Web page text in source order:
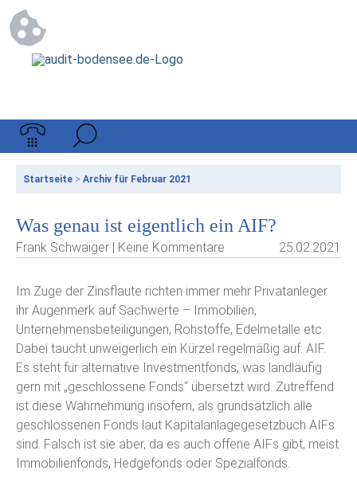
Startseite > Archiv für Februar 2021
Was genau ist eigentlich ein AIF?
Frank Schwaiger | Keine Kommentare 25.02.2021
Im Zuge der Zinsflaute richten immer mehr Privatanleger
ihr Augenmerk auf Sachwerte – Immobilien,
Unternehmensbeteiligungen, Rohstoffe, Edelmetalle etc.
Dabei taucht unweigerlich ein Kürzel regelmäßig auf: AIF.
Es steht für alternative Investmentfonds, was landläufig
gern mit „geschlossene Fonds“ übersetzt wird. Zutreffend
ist diese Wahrnehmung insofern, als grundsätzlich alle
geschlossenen Fonds laut Kapitalanlagegesetzbuch AIFs
sind. Falsch ist sie aber, da es auch offene AIFs gibt, meist
Immobilienfonds, Hedgefonds oder Spezialfonds.